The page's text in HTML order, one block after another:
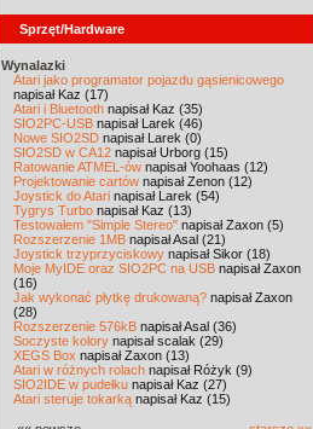
Sprzęt/Hardware
Wynalazki
Atari jako programator pojazdu gąsienicowego
napisał Kaz (17)
Atari i Bluetooth napisał Kaz (35)
SIO2PC-USB napisał Larek (46)
Nowe SIO2SD napisał Larek (0)
SIO2SD w CA12 napisał Urborg (15)
Ratowanie ATMEL-ów napisał Yoohaas (12)
Projektowanie cartów napisał Zenon (12)
Joystick do Atari napisał Larek (54)
Tygrys Turbo napisał Kaz (13)
Testowałem "Simple Stereo" napisał Zaxon (5)
Rozszerzenie 1MB napisał Asal (21)
Joystick trzyprzyciskowy napisał Sikor (18)
Moje MyIDE oraz SIO2PC na USB napisał Zaxon
(16)
Jak wykonać płytkę drukowaną? napisał Zaxon
(28)
Rozszerzenie 576kB napisał Asal (36)
Soczyste kolory napisał scalak (29)
XEGS Box napisał Zaxon (13)
Atari w różnych rolach napisał Różyk (9)
SIO2IDE w pudełku napisał Kaz (27)
Atari steruje tokarką napisał Kaz (15)